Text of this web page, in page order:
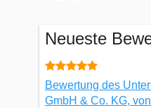
Neueste
Bewertung des
GmbH & Co. KG,